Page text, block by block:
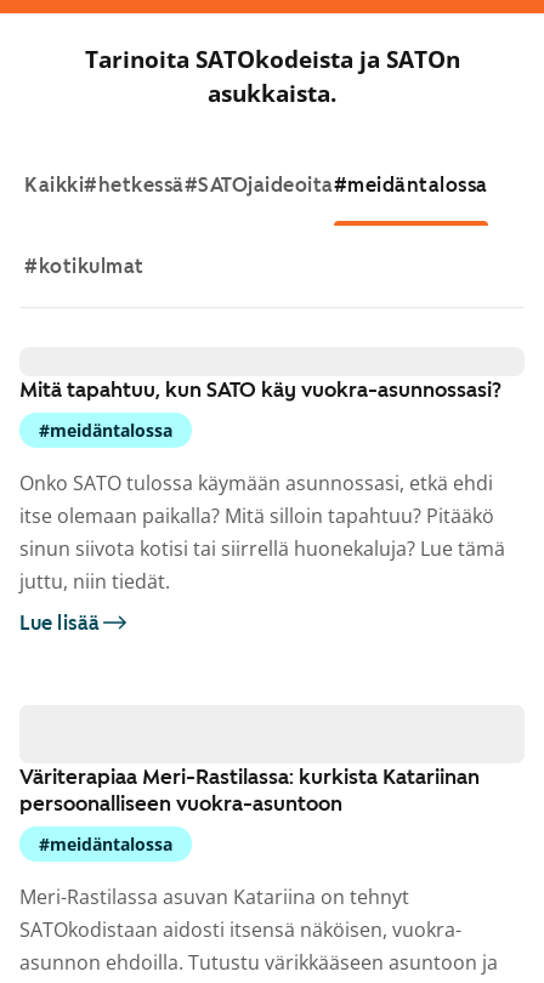
Tarinoita SATOkodeista ja SATOn
asukkaista.
Kaikki#hetkessä#SATOjaideoita#meidäntalossa
#kotikulmat
Mitä tapahtuu, kun SATO käy vuokra-asunnossasi?
#meidäntalossa
Onko SATO tulossa käymään asunnossasi, etkä ehdi
itse olemaan paikalla? Mitä silloin tapahtuu? Pitääkö
sinun siivota kotisi tai siirrellä huonekaluja? Lue tämä
juttu, niin tiedät.
Lue lisää
Väriterapiaa Meri-Rastilassa: kurkista Katariinan
persoonalliseen vuokra-asuntoon
#meidäntalossa
Meri-Rastilassa asuvan Katariina on tehnyt
SATOkodistaan aidosti itsensä näköisen, vuokra-
asunnon ehdoilla. Tutustu värikkääseen asuntoon ja